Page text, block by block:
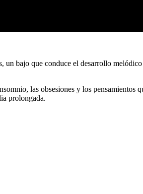
un bajo que conduce el desarrollo
las obsesiones y los pensamientos
prolongada.